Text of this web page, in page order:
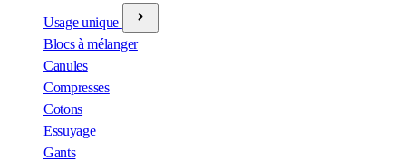
Usage unique
Blocs à mélanger
Canules
Compresses
Cotons
Essuyage
Gants